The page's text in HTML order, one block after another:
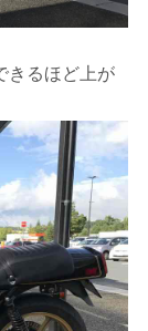
きるほど上が